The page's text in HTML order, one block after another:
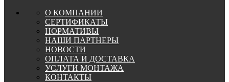
О КОМПАНИИ
СЕРТИФИКАТЫ
НОРМАТИВЫ
НАШИ ПАРТНЕРЫ
НОВОСТИ
ОПЛАТА И ДОСТАВКА
УСЛУГИ МОНТАЖА
КОНТАКТЫ